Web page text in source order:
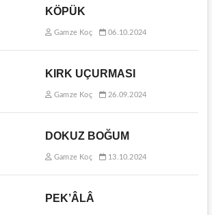
KÖPÜK
Gamze Koç 06.10.2024
KIRK UÇURMASI
Gamze Koç 26.09.2024
DOKUZ BOĞUM
Gamze Koç 13.10.2024
PEK’ÂLÂ